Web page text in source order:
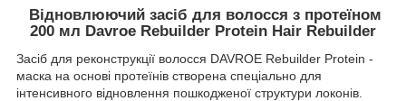
Відновлюючий засіб для волосся з протеїном
200 мл Davroe Rebuilder Protein Hair Rebuilder
Засіб для реконструкції волосся DAVROE Rebuilder Protein -
маска на основі протеїнів створена спеціально для
інтенсивного відновлення пошкодженої структури локонів.